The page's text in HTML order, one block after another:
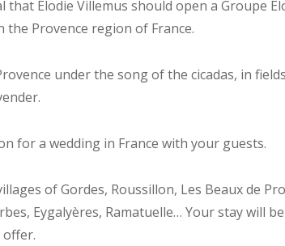
that Élodie Villemus should open a Groupe
the Provence region of France.
under the song of the cicadas, in
for a wedding in France with your guests.
of Gordes, Roussillon, Les Beaux de
Eygalyères, Ramatuelle… Your stay will
offer.